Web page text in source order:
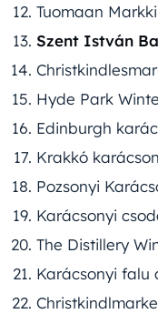
Tuomaan
Szent István
Hyde Park
Edinburgh
Krakkó
Pozsonyi
Karácsonyi
The Distillery
Karácsonyi falu